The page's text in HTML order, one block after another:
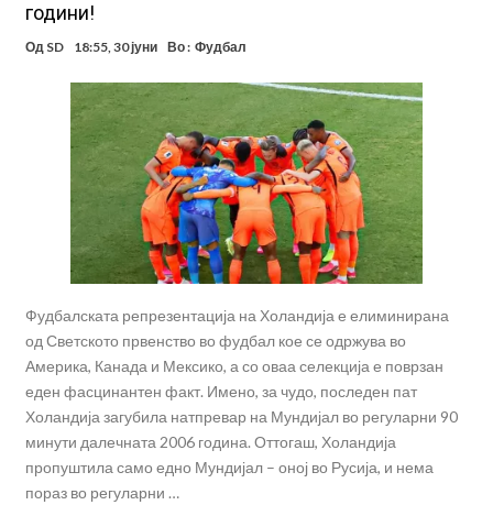
години!
Од SD 18:55, 30 јуни Во : Фудбал
Фудбалската репрезентација на Холандија е елиминирана
од Светското првенство во фудбал кое се одржува во
Америка, Канада и Мексико, а со оваа селекција е поврзан
еден фасцинантен факт. Имено, за чудо, последен пат
Холандија загубила натпревар на Мундијал во регуларни 90
минути далечната 2006 година. Оттогаш, Холандија
пропуштила само едно Мундијал – оној во Русија, и нема
пораз во регуларни …